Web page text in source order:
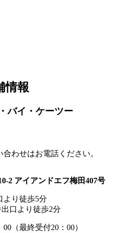
情報
バイ・ケーツー
合わせはお電話ください。
2 アイアンドエフ梅田407号
り徒歩5分
口より徒歩2分
（最終受付20：00）